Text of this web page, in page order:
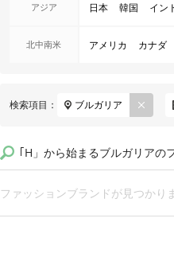
アジア 日本 韓国 イン
北中南米 アメリカ カナダ
検索項目： ブルガリア
REM
OVE
｢H」から始まるブルガリアの
ファッションブランドが見つかり